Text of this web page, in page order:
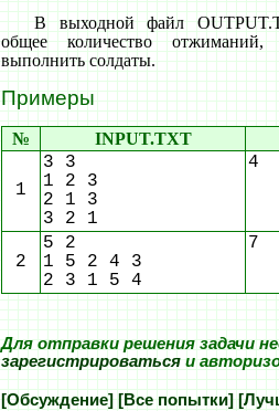
В выходной файл
общее количество
выполнить солдаты.
Примеры
№ INPUT.TXT
1
3 3
1 2 3
2 1 3
3 2 1
4
2
5 2
1 5 2 4 3
2 3 1 5 4
7
Для отправки решения задачи
зарегистрироватьсяи
[Обсуждение] [Все попытки]